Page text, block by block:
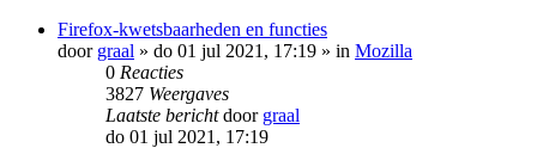
Firefox-kwetsbaarheden en functies
door graal » do 01 jul 2021, 17:19 » in Mozilla
0 Reacties
3827 Weergaves
Laatste berichtdoor graal
do 01 jul 2021, 17:19